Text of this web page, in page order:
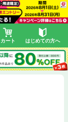
カート はじめての方へ